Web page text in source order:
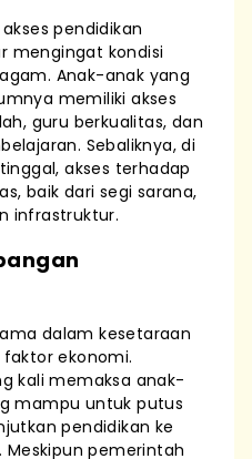
pendidikan
mengingat kondisi
Anak-anak yang
memiliki akses
guru berkualitas, dan
Sebaliknya, di
akses terhadap
baik dari segi sarana,
infrastruktur.
dalam kesetaraan
ekonomi.
kali memaksa anak-
mampu untuk putus
pendidikan ke
pemerintah